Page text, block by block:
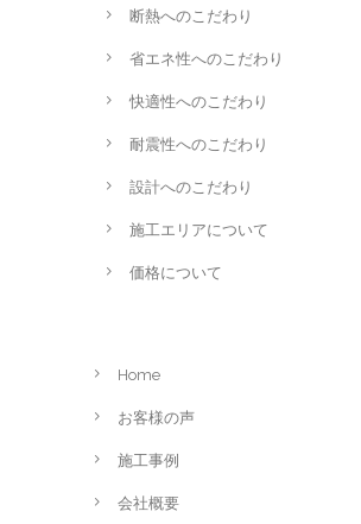
断熱へのこだわり
省エネ性へのこだわり
快適性へのこだわり
耐震性へのこだわり
設計へのこだわり
施工エリアについて
価格について
Home
お客様の声
施工事例
会社概要